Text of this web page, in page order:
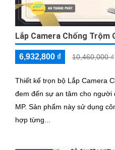
Lắp Camera Chống Trộm
6,932,800 ₫ 10,460,000 ₫
Thiết kế trọn bộ Lắp Camera
đem đến sự an tâm cho người
MP. Sản phẩm này sử dụng công nghệ mới nhất được tích
hợp từng...